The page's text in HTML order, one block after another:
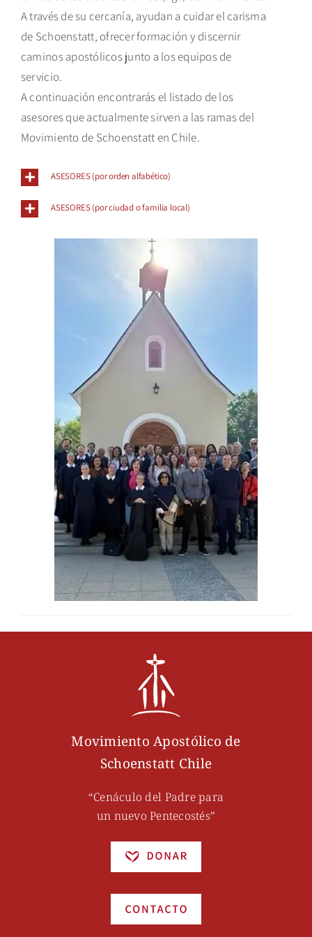
A través de su cercanía, ayudan a cuidar el carisma
de Schoenstatt, ofrecer formación y discernir
caminos apostólicos junto a los equipos de
servicio.
A continuación encontrarás el listado de los
asesores que actualmente sirven a las ramas del
Movimiento de Schoenstatt en Chile.
ASESORES (por orden alfabético)
ASESORES (por ciudad o familia local)
Movimiento Apostólico de
Schoenstatt Chile
“Cenáculo del Padre para
un nuevo Pentecostés”